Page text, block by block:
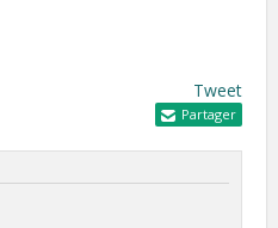
Tweet
Partager